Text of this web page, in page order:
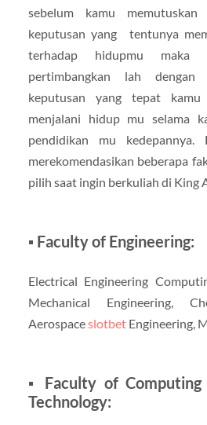
sebelum kamu memutuskan
keputusan yang tentunya
terhadap hidupmu
pertimbangkan lah
keputusan yang tepat
menjalani hidup mu selama
pendidikan mu
merekomendasikan beberapa
pilih saat ingin berkuliah di King
▪ Faculty of Engineering:
Electrical Engineering
Mechanical Engineering,
AerospaceslotbetEngineering,
▪ Faculty of
Technology: